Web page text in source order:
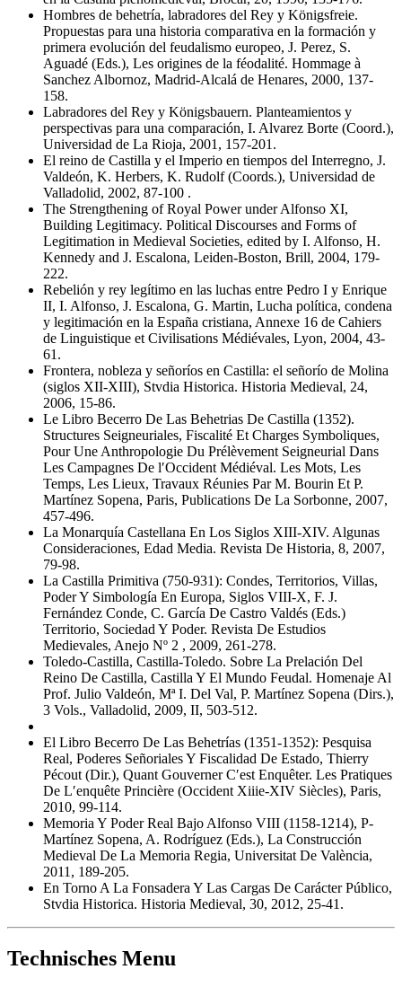
Hombres de behetría, labradores del Rey y Königsfreie.
Propuestas para una historia comparativa en la formación y
primera evolución del feudalismo europeo, J. Perez, S.
Aguadé (Eds.), Les origines de la féodalité. Hommage à
Sanchez Albornoz, Madrid-Alcalá de Henares, 2000, 137-
158.
Labradores del Rey y Königsbauern. Planteamientos y
perspectivas para una comparación, I. Alvarez Borte (Coord.),
Universidad de La Rioja, 2001, 157-201.
El reino de Castilla y el Imperio en tiempos del Interregno, J.
Valdeón, K. Herbers, K. Rudolf (Coords.), Universidad de
Valladolid, 2002, 87-100 .
The Strengthening of Royal Power under Alfonso XI,
Building Legitimacy. Political Discourses and Forms of
Legitimation in Medieval Societies, edited by I. Alfonso, H.
Kennedy and J. Escalona, Leiden-Boston, Brill, 2004, 179-
222.
Rebelión y rey legítimo en las luchas entre Pedro I y Enrique
II, I. Alfonso, J. Escalona, G. Martin, Lucha política, condena
y legitimación en la España cristiana, Annexe 16 de Cahiers
de Linguistique et Civilisations Médiévales, Lyon, 2004, 43-
61.
Frontera, nobleza y señoríos en Castilla: el señorío de Molina
(siglos XII-XIII), Stvdia Historica. Historia Medieval, 24,
2006, 15-86.
Le Libro Becerro De Las Behetrias De Castilla (1352).
Structures Seigneuriales, Fiscalité Et Charges Symboliques,
Pour Une Anthropologie Du Prélèvement Seigneurial Dans
Les Campagnes De l′Occident Médiéval. Les Mots, Les
Temps, Les Lieux, Travaux Réunies Par M. Bourin Et P.
Martínez Sopena, Paris, Publications De La Sorbonne, 2007,
457-496.
La Monarquía Castellana En Los Siglos XIII-XIV. Algunas
Consideraciones, Edad Media. Revista De Historia, 8, 2007,
79-98.
La Castilla Primitiva (750-931): Condes, Territorios, Villas,
Poder Y Simbología En Europa, Siglos VIII-X, F. J.
Fernández Conde, C. García De Castro Valdés (Eds.)
Territorio, Sociedad Y Poder. Revista De Estudios
Medievales, Anejo Nº 2 , 2009, 261-278.
Toledo-Castilla, Castilla-Toledo. Sobre La Prelación Del
Reino De Castilla, Castilla Y El Mundo Feudal. Homenaje Al
Prof. Julio Valdeón, Mª I. Del Val, P. Martínez Sopena (Dirs.),
3 Vols., Valladolid, 2009, II, 503-512.
El Libro Becerro De Las Behetrías (1351-1352): Pesquisa
Real, Poderes Señoriales Y Fiscalidad De Estado, Thierry
Pécout (Dir.), Quant Gouverner C′est Enquêter. Les Pratiques
De L′enquête Princière (Occident Xiiie-XIV Siècles), Paris,
2010, 99-114.
Memoria Y Poder Real Bajo Alfonso VIII (1158-1214), P-
Martínez Sopena, A. Rodríguez (Eds.), La Construcción
Medieval De La Memoria Regia, Universitat De València,
2011, 189-205.
En Torno A La Fonsadera Y Las Cargas De Carácter Público,
Stvdia Historica. Historia Medieval, 30, 2012, 25-41.
Technisches Menu